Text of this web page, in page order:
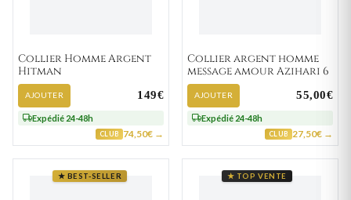
Collier Homme Argent
Hitman
AJOUTER 149€
Expédié 24-48h
CLUB 74,50€ →
Collier argent homme
message amour Azihari 6
AJOUTER 55,00€
Expédié 24-48h
CLUB 27,50€ →
★ BEST-SELLER ★ TOP VENTE